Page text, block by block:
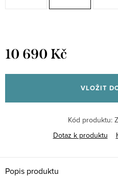
10 690 Kč
cena:
VLOŽIT
Kód produktu:
Dotaz k produktu
Popis produktu